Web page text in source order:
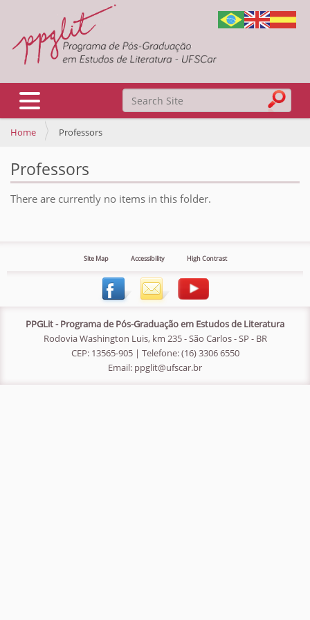
Search Site
Toggle navigation
Home Professors
Professors
There are currently no items in this folder.
Site Map Accessibility High Contrast
PPGLit - Programa de Pós-Graduação em Estudos de Literatura
Rodovia Washington Luis, km 235 - São Carlos - SP - BR
CEP: 13565-905 | Telefone: (16) 3306 6550
Email: ppglit@ufscar.br